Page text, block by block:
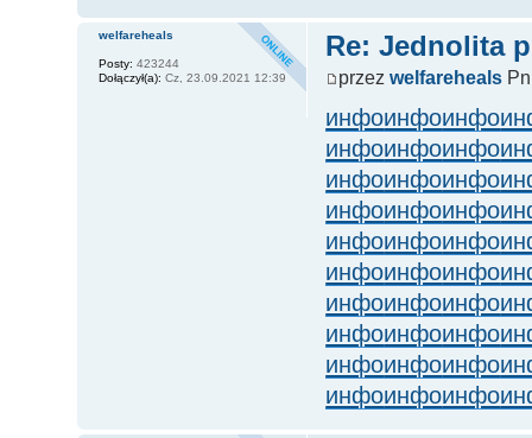
Re: Jednolita
przezwelfareheals
инфоинфоинфо
инфоинфоинфо
инфоинфоинфо
инфоинфоинфо
инфоинфоинфо
инфоинфоинфо
инфоинфоинфо
инфоинфоинфо
инфоинфоинфо
инфоинфоинфо
welfareheals
Posty: 423244
Dołączył(a): Cz, 23.09.2021 12:39